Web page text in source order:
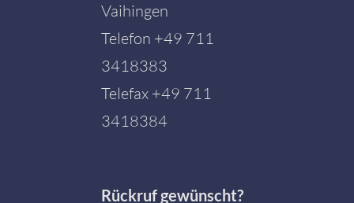
Vaihingen
Telefon +49 711
3418383
Telefax +49 711
3418384
Rückruf gewünscht?